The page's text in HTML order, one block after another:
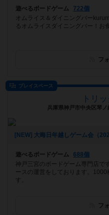
遊べるボードゲーム
722個
オムライス＆ダイニングバー
るオムライスダイニングバー！お
フ
プレイスペース
トリ
兵庫県神戸市中央区琴
[NEW] 大晦日年越しゲーム会（
遊べるボードゲーム
688個
神戸三宮のボードゲーム専門店で
ースの運営をしております。
す。
フ